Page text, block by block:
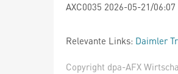
AXC0035 2026-05-21/06:07
Relevante Links: Daimler
Copyright dpa-AFX